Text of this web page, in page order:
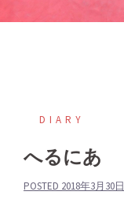
DIARY
へるにあ
POSTED 2018年3月30日